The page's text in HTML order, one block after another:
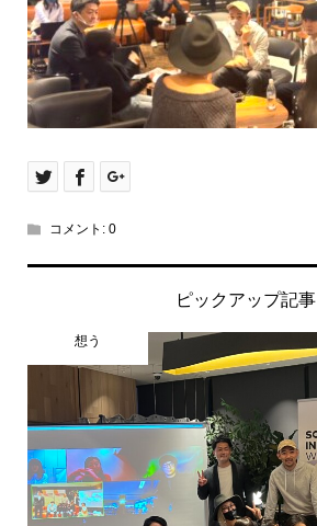
コメント: 0
ピックアップ記事
想う